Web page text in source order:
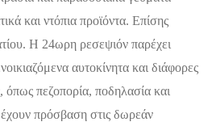
και ντόπια προϊόντα. Επίσης
Η 24ωρη ρεσεψιόν παρέχει
αυτοκίνητα και διάφορες
όπως πεζοπορία, ποδηλασία και
έχουν πρόσβαση στις δωρεάν